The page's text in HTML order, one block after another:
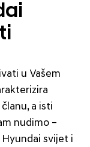
u Vašem
a isti
nudimo –
svijet i